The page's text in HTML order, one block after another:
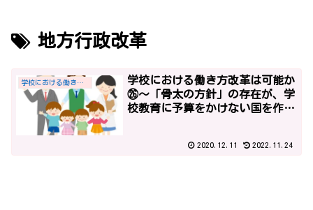
地方行政改革
学校における働き方改革
学校における働き方改革は可能か
㉖～「骨太の方針」の存在が、学
校教育に予算をかけない国を作り
2020.12.11 2022.11.24